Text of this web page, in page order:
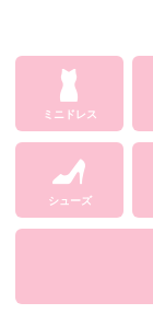
ミニドレス
シューズ